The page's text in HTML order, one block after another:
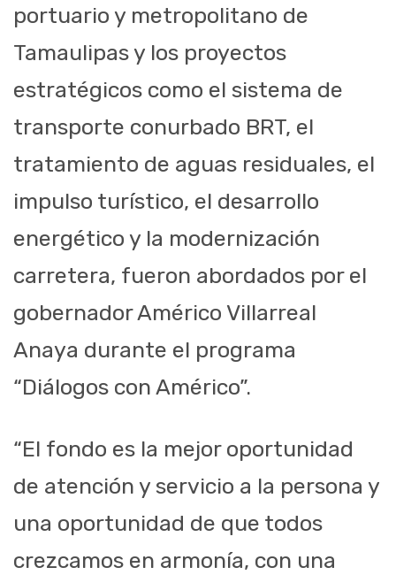
portuario y metropolitano de
Tamaulipas y los proyectos
estratégicos como el sistema de
transporte conurbado BRT, el
tratamiento de aguas residuales, el
impulso turístico, el desarrollo
energético y la modernización
carretera, fueron abordados por el
gobernador Américo Villarreal
Anaya durante el programa
“Diálogos con Américo”.
“El fondo es la mejor oportunidad
de atención y servicio a la persona y
una oportunidad de que todos
crezcamos en armonía, con una